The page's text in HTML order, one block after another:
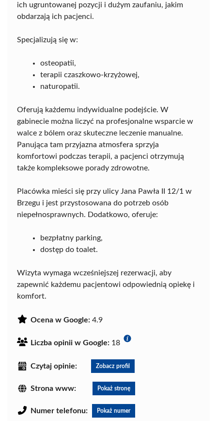
ich ugruntowanej pozycji i dużym zaufaniu, jakim
obdarzają ich pacjenci.
Specjalizują się w:
osteopatii,
terapii czaszkowo-krzyżowej,
naturopatii.
Oferują każdemu indywidualne podejście. W
gabinecie można liczyć na profesjonalne wsparcie w
walce z bólem oraz skuteczne leczenie manualne.
Panująca tam przyjazna atmosfera sprzyja
komfortowi podczas terapii, a pacjenci otrzymują
także kompleksowe porady zdrowotne.
Placówka mieści się przy ulicy Jana Pawła II 12/1 w
Brzegu i jest przystosowana do potrzeb osób
niepełnosprawnych. Dodatkowo, oferuje:
bezpłatny parking,
dostęp do toalet.
Wizyta wymaga wcześniejszej rezerwacji, aby
zapewnić każdemu pacjentowi odpowiednią opiekę i
komfort.
Ocena w Google: 4.9
Liczba opinii w Google: 18
Czytaj opinie: Zobacz profil
Strona www: Pokaż stronę
Numer telefonu: Pokaż numer